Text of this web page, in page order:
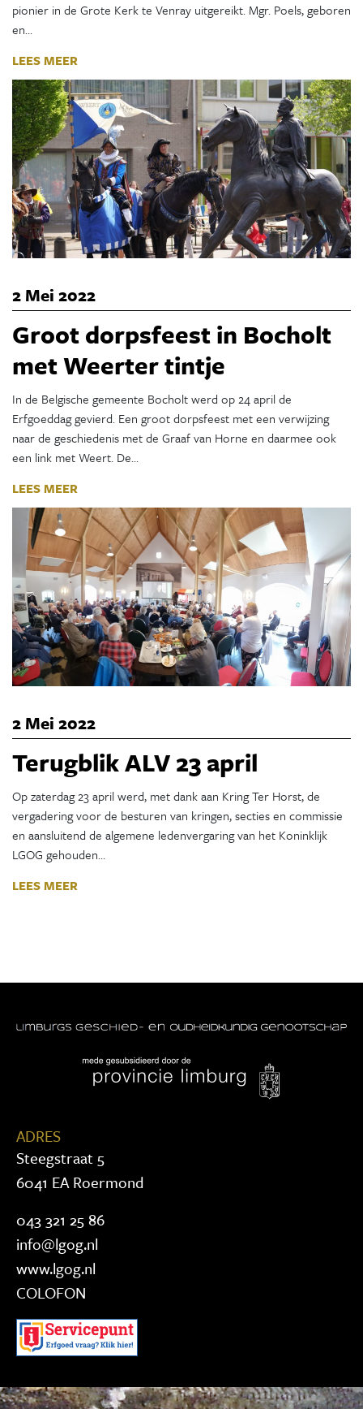
pionier in de Grote Kerk te Venray uitgereikt. Mgr. Poels, geboren
en…
LEES MEER
2 Mei 2022
Groot dorpsfeest in Bocholt
met Weerter tintje
In de Belgische gemeente Bocholt werd op 24 april de
Erfgoeddag gevierd. Een groot dorpsfeest met een verwijzing
naar de geschiedenis met de Graaf van Horne en daarmee ook
een link met Weert. De…
LEES MEER
2 Mei 2022
Terugblik ALV 23 april
Op zaterdag 23 april werd, met dank aan Kring Ter Horst, de
vergadering voor de besturen van kringen, secties en commissie
en aansluitend de algemene ledenvergaring van het Koninklijk
LGOG gehouden…
LEES MEER
ADRES
Steegstraat 5
6041 EA Roermond
043 321 25 86
info@lgog.nl
www.lgog.nl
COLOFON